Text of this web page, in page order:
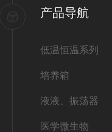
产品导航
低温恒温系列
培养箱
液液、振荡器
医学微生物